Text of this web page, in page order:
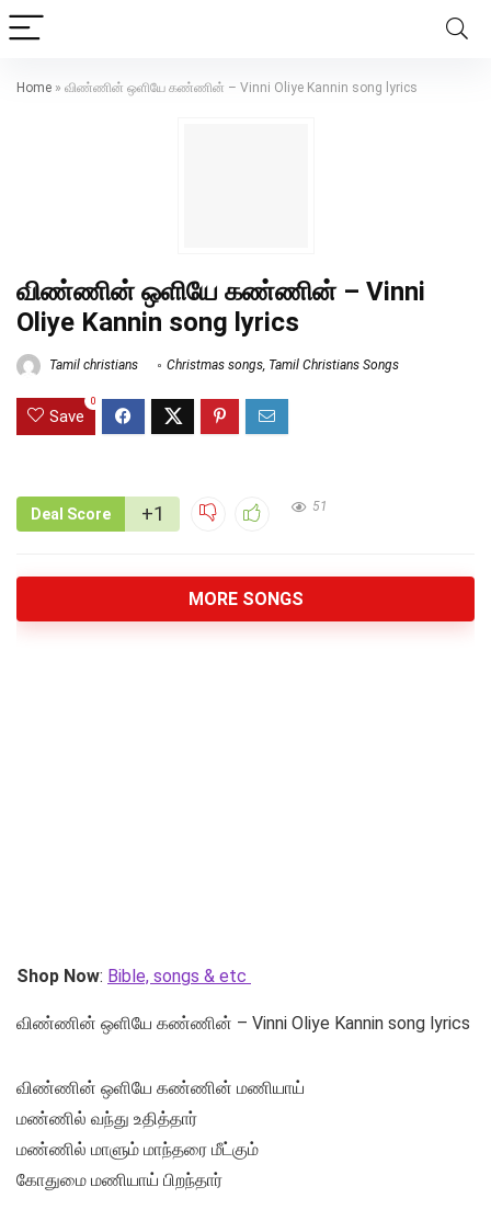
Home » விண்ணின் ஒளியே கண்ணின் – Vinni Oliye Kannin song lyrics
விண்ணின் ஒளியே கண்ணின் – Vinni
Oliye Kannin song lyrics
Tamil christians Christmas songs, Tamil Christians Songs
Save
0
Deal Score +1 51
MORE SONGS
Shop Now: Bible, songs & etc
விண்ணின் ஒளியே கண்ணின் – Vinni Oliye Kannin song lyrics
விண்ணின் ஒளியே கண்ணின் மணியாய்
மண்ணில் வந்து உதித்தார்
மண்ணில் மாளும் மாந்தரை மீட்கும்
கோதுமை மணியாய் பிறந்தார்